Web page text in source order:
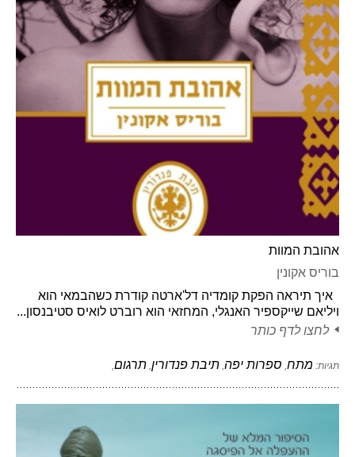
אהובת המוות
בוריס אקונין
איך תיראה הפקת קומדיה דל'ארטה קודרת כשהבמאי הוא
ויליאם שייקספיר האנגלי, המחזאי הוא רוברט לואיס סטיבנסון...
לחצו לדף כותר
תגיות: מתח, ספרות יפה, תיבת פנדורין, תרגום,